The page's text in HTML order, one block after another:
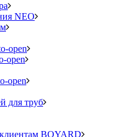
NEO
open
open
open
для труб
BOYARD